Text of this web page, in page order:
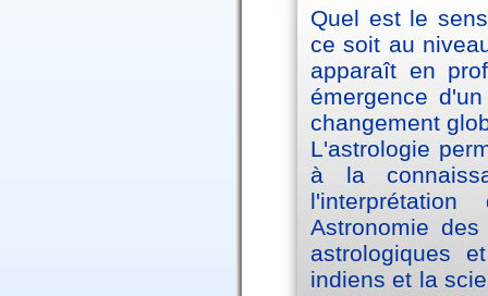
Quel est le
ce soit au
apparaît en
émergence
changement
L'astrologie
à la
Astronomie
astrologiques
indiens et la